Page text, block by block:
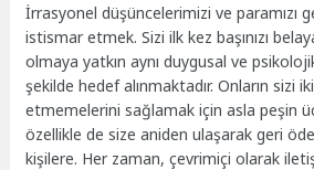
İrrasyonel düşüncelerimizi ve paramızı
istismar etmek. Sizi ilk kez başınızı
olmaya yatkın aynı duygusal ve
şekilde hedef alınmaktadır. Onların sizi
etmemelerini sağlamak için asla peşin
özellikle de size aniden ulaşarak geri
kişilere. Her zaman, çevrimiçi olarak